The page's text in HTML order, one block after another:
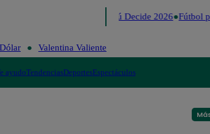
Perú Decide 2026 Fútbol
Dólar Valentina Valiente
ayudoTendenciasDeportesEspectáculos